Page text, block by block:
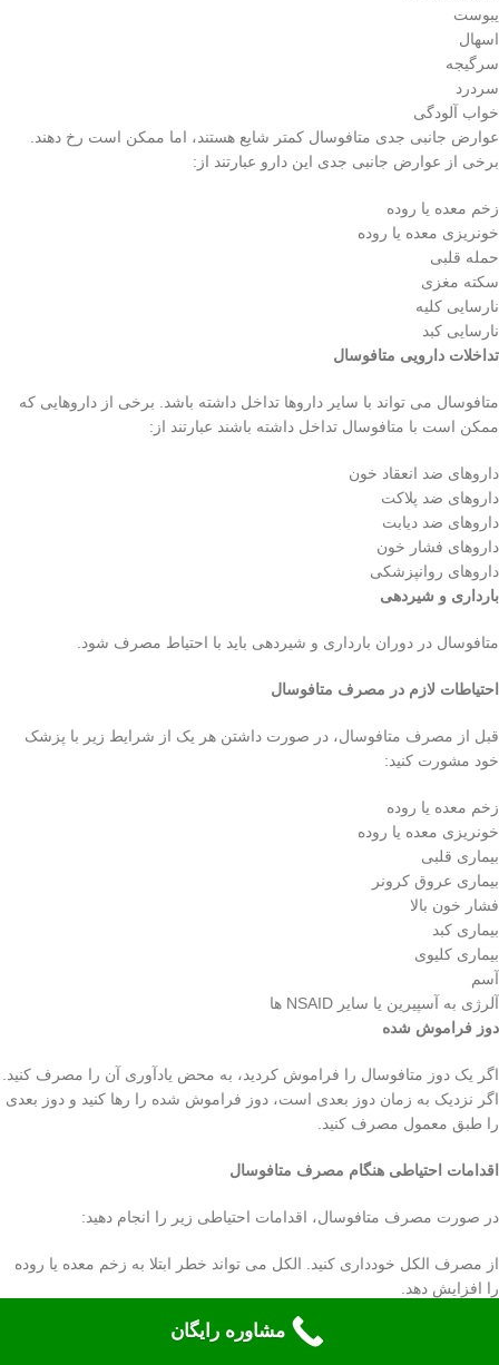
یبوست
اسهال
سرگیجه
سردرد
خواب آلودگی
عوارض جانبی جدی متافوسال کمتر شایع هستند، اما ممکن است رخ دهند.
برخی از عوارض جانبی جدی این دارو عبارتند از:
زخم معده یا روده
خونریزی معده یا روده
حمله قلبی
سکته مغزی
نارسایی کلیه
نارسایی کبد
تداخلات دارویی متافوسال
متافوسال می تواند با سایر داروها تداخل داشته باشد. برخی از داروهایی که
ممکن است با متافوسال تداخل داشته باشند عبارتند از:
داروهای ضد انعقاد خون
داروهای ضد پلاکت
داروهای ضد دیابت
داروهای فشار خون
داروهای روانپزشکی
بارداری و شیردهی
متافوسال در دوران بارداری و شیردهی باید با احتیاط مصرف شود.
احتیاطات لازم در مصرف متافوسال
قبل از مصرف متافوسال، در صورت داشتن هر یک از شرایط زیر با پزشک
خود مشورت کنید:
زخم معده یا روده
خونریزی معده یا روده
بیماری قلبی
بیماری عروق کرونر
فشار خون بالا
بیماری کبد
بیماری کلیوی
آسم
آلرژی به آسپیرین یا سایر NSAID ها
دوز فراموش شده
اگر یک دوز متافوسال را فراموش کردید، به محض یادآوری آن را مصرف کنید.
اگر نزدیک به زمان دوز بعدی است، دوز فراموش شده را رها کنید و دوز بعدی
را طبق معمول مصرف کنید.
اقدامات احتیاطی هنگام مصرف متافوسال
در صورت مصرف متافوسال، اقدامات احتیاطی زیر را انجام دهید:
از مصرف الکل خودداری کنید. الکل می تواند خطر ابتلا به زخم معده یا روده
را افزایش دهد.
مایعات زیادی بنوشید. این به جلوگیری از یبوست کمک می کند.
اگر علائم زخم معده یا روده مانند درد معده، سوزش سر دل یا خونریزی
مشاوره رایگان